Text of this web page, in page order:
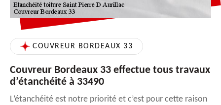
COUVREUR BORDEAUX 33
Couvreur Bordeaux 33 effectue tous travaux
d’étanchéité à 33490
L’étanchéité est notre priorité et c’est pour cette raison